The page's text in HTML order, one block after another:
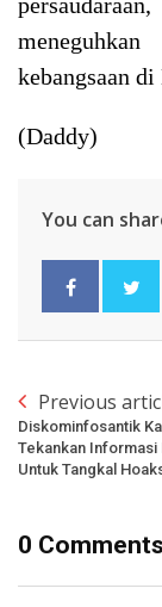
kebangsaan
(Daddy)
You can
Previous
Diskominfosantik
Tekankan Informasi
Untuk Tangkal
0 Comments